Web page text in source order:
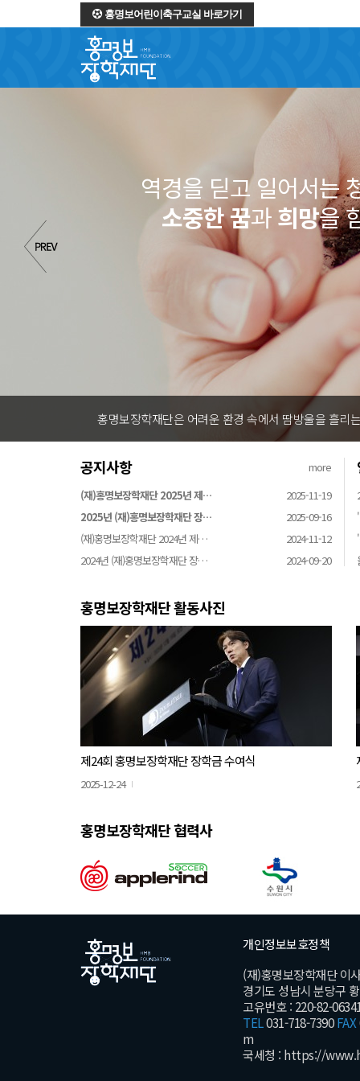
홍명보어린이축구교실 바로가기
역경을 딛고 일어서는
소중한 꿈과희망을
홍명보장학재단은 어려운 환경 속에서 땀방울을 흘리
공지사항
more
(재)홍명보장학재단 2025년 제…
2025-11-19
2025년 (재)홍명보장학재단 장…
2025-09-16
(재)홍명보장학재단 2024년 제…
2024-11-12
2024년 (재)홍명보장학재단 장…
2024-09-20
홍명보장학재단 활동사진
제24회 홍명보장학재단 장학금 수여식
2025-12-24
홍명보장학재단 협력사
개인정보보호정책
(재)홍명보장학재단 이
경기도 성남시 분당구
고유번호 : 220-82-
TEL031-718-7390FAX
m
국세청 : https://